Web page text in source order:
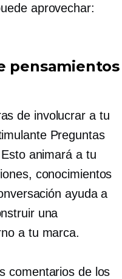
aprovechar:
pensamientos
de involucrar a tu
Preguntas
animará a tu
conocimientos
ayuda a
una
a tu marca.
comentarios de los